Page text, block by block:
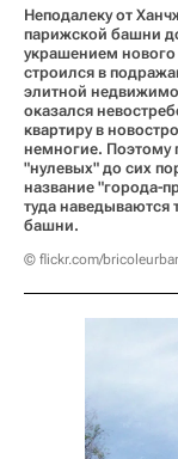
Неподалеку от
парижской башни
украшением нового
строился в
элитной
оказался
квартиру в
немногие. Поэтому
"нулевых" до сих
название "города-
туда наведываются
башни.
© flickr.com/